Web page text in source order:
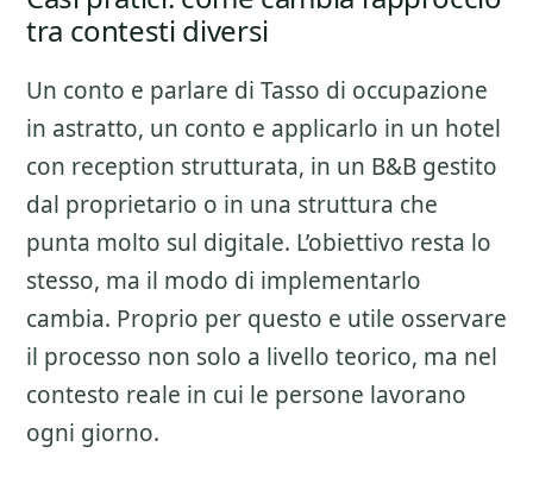
tra contesti diversi
Un conto e parlare di Tasso di occupazione
in astratto, un conto e applicarlo in un hotel
con reception strutturata, in un B&B gestito
dal proprietario o in una struttura che
punta molto sul digitale. L’obiettivo resta lo
stesso, ma il modo di implementarlo
cambia. Proprio per questo e utile osservare
il processo non solo a livello teorico, ma nel
contesto reale in cui le persone lavorano
ogni giorno.